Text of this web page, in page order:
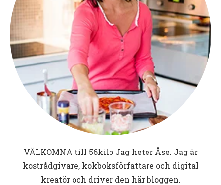
VÄLKOMNA till 56kiloJag heter Åse. Jag är
kostrådgivare, kokboksförfattare och digital
kreatör och driver den här bloggen.